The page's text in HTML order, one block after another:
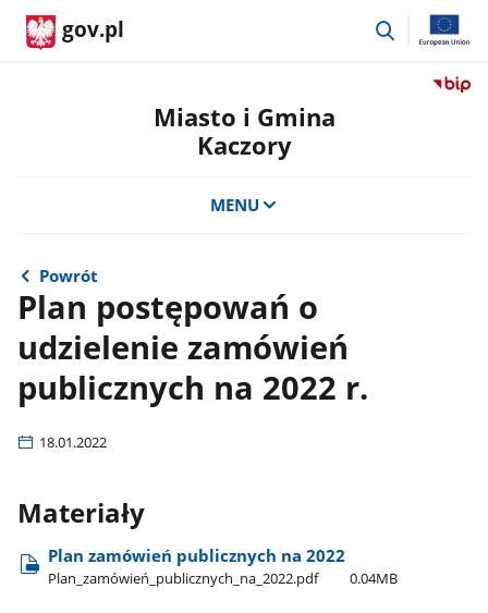
gov.pl
przejdź
Przejdź
Miasto i Gmina
Kaczory
MENU
Powrót
Plan postępowań o
udzielenie zamówień
publicznych na 2022 r.
18.01.2022
Materiały
Plan zamówień publicznych na 2022
Plan​_zamówień​_publicznych​_na​_2022.pdf 0.04MB